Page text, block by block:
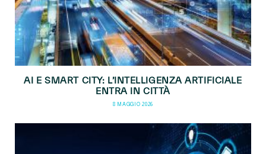
AI E SMART CITY: L’INTELLIGENZA ARTIFICIALE
ENTRA IN CITTÀ
8 MAGGIO 2026